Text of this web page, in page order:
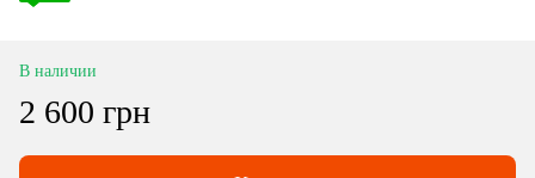
В наличии
2 600 грн